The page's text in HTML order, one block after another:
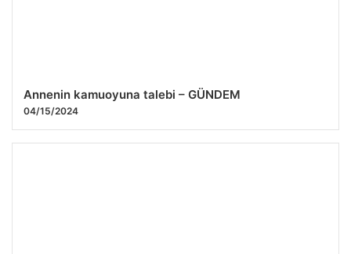
Annenin kamuoyuna talebi – GÜNDEM
04/15/2024